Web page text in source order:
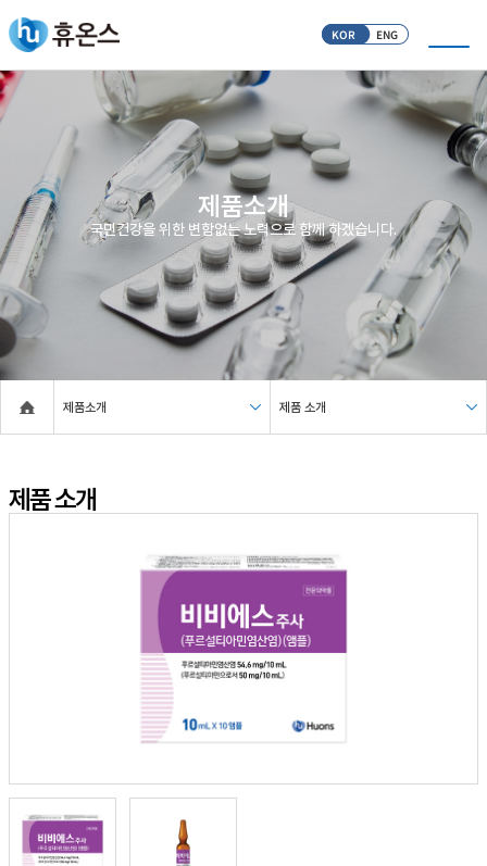
KOR ENG
제품소개
국민건강을 위한 변함없는 노력으로 함께 하겠습니다.
제품소개 제품 소개
제품 소개